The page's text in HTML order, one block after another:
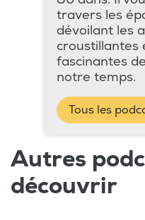
travers les
dévoilant les
croustillantes
fascinantes
notre temps.
Tous les
Autres
découvrir